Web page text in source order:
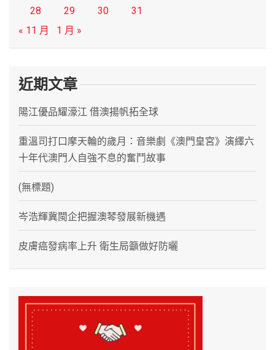
28 29 30
31
« 11 月
1 月 »
近期文章
陽江優品耀濠江 借澳揚帆拓全球
重溫司打口摩天輪的歲月：音樂劇《澳門皇宮》演繹六
十年代澳門人自強不息的奮鬥故事
(無標題)
岑浩輝冀閩企把握澳琴發展新機遇
皮膚癌發病率上升 衛生局籲做好防曬